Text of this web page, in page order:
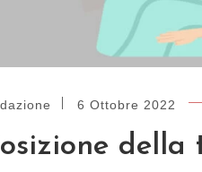
6 Ottobre 2022